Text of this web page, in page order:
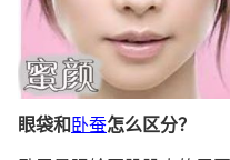
眼袋和 卧蚕怎么区分？